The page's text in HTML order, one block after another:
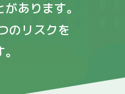
あります。
のリスクを